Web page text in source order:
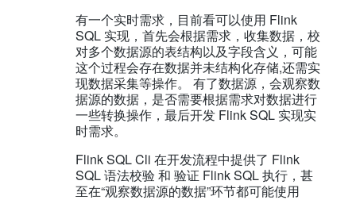
有一个实时需求，目前看可以使用 Flink
SQL 实现，首先会根据需求，收集数据，校
对多个数据源的表结构以及字段含义，可能
这个过程会存在数据并未结构化存储,还需实
现数据采集等操作。 有了数据源，会观察数
据源的数据，是否需要根据需求对数据进行
一些转换操作，最后开发 Flink SQL 实现实
时需求。
Flink SQL Cli 在开发流程中提供了 Flink
SQL 语法校验 和 验证 Flink SQL 执行，甚
至在“观察数据源的数据”环节都可能使用